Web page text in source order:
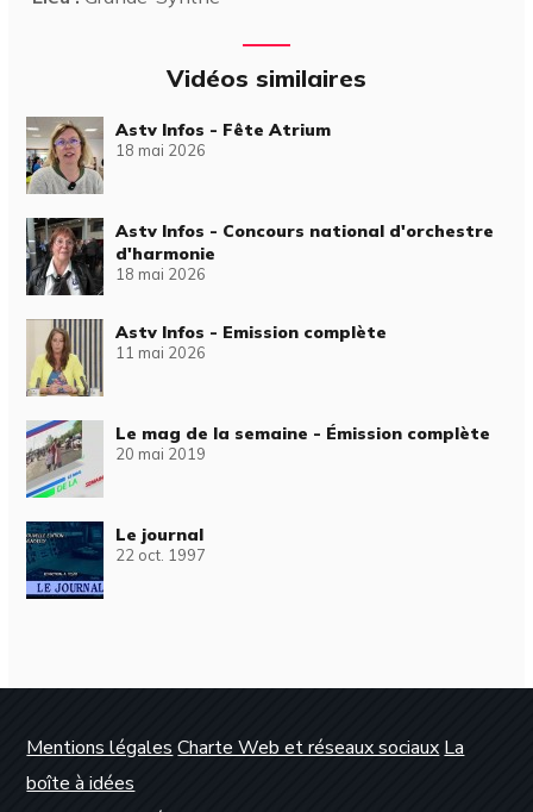
Vidéos similaires
Astv Infos - Fête Atrium
18 mai 2026
Astv Infos - Concours national d'orchestre
d'harmonie
18 mai 2026
Astv Infos - Emission complète
11 mai 2026
Le mag de la semaine - Émission complète
20 mai 2019
Le journal
22 oct. 1997
Mentions légales Charte Web et réseaux sociaux La
boîte à idées